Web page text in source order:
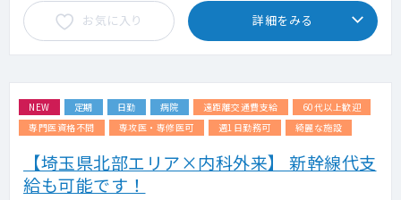
お気に入り 詳細をみる
NEW 定期 日勤 病院 遠距離交通費支給
60代以上歓迎
専門医資格不問
専攻医・専修医可 週1日勤務可 綺麗な施設
【埼玉県北部エリア×内科外来】 新幹線代支
給も可能です！